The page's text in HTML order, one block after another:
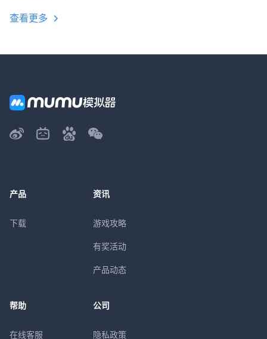
查看更多
产品
下载
资讯
游戏攻略
有奖活动
产品动态
帮助
在线客服
公司
隐私政策